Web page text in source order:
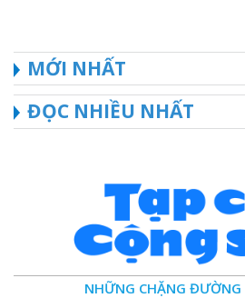
MỚI NHẤT
ĐỌC NHIỀU NHẤT
NHỮNG CHẶNG ĐƯỜNG